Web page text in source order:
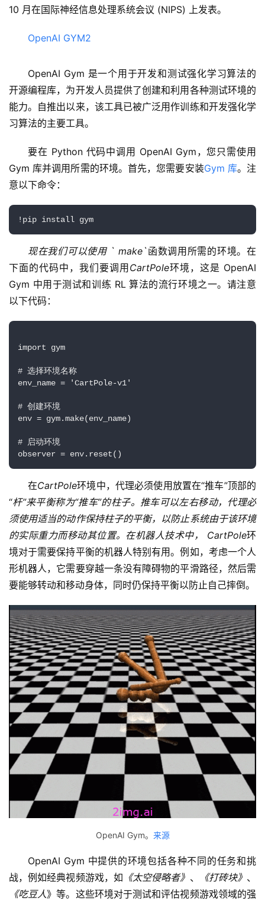
10 月在国际神经信息处理系统会议 (NIPS) 上发表。
OpenAI GYM2
OpenAI Gym 是一个用于开发和测试强化学习算法的
开源编程库，为开发人员提供了创建和利用各种测试环境的
能力。自推出以来，该工具已被广泛用作训练和开发强化学
习算法的主要工具。
要在 Python 代码中调用 OpenAI Gym，您只需使用
Gym 库并调用所需的环境。首先，您需要安装Gym 库。注
意以下命令：
!pip install gym
现在我们可以使用 ` make`函数调用所需的环境。在
下面的代码中，我们要调用 CartPole环境，这是 OpenAI
Gym 中用于测试和训练 RL 算法的流行环境之一。请注意
以下代码：
import gym
# 选择环境名称
env_name = 'CartPole-v1'
# 创建环境
env = gym.make(env_name)
# 启动环境
observer = env.reset()
在CartPole环境中，代理必须使用放置在“推车”顶部的
“杆”来平衡称为“推车”的柱子。推车可以左右移动，代理必
须使用适当的动作保持柱子的平衡，以防止系统由于该环境
的实际重力而移动其位置。在机器人技术中， CartPole环
境对于需要保持平衡的机器人特别有用。例如，考虑一个人
形机器人，它需要穿越一条没有障碍物的平滑路径，然后需
要能够转动和移动身体，同时仍保持平衡以防止自己摔倒。
OpenAI Gym。 来源
OpenAI Gym 中提供的环境包括各种不同的任务和挑
战，例如经典视频游戏，如 《太空侵略者》 、 《打砖块》 、
《吃豆人》等。这些环境对于测试和评估视频游戏领域的强